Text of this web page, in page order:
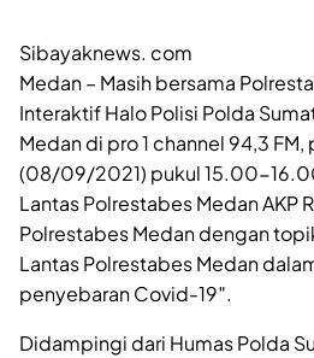
Sibayaknews. com
Medan – Masih bersama
Interaktif Halo Polisi Polda
Medan di pro 1 channel 94,3 FM,
(08/09/2021) pukul 15.00-
Lantas Polrestabes Medan AKP
Polrestabes Medan dengan
Lantas Polrestabes Medan
penyebaran Covid-19″.
Didampingi dari Humas Polda